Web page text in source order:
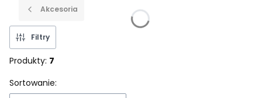
Akcesoria
Filtry
Produkty: 7
Lista produktów
Sortowanie: